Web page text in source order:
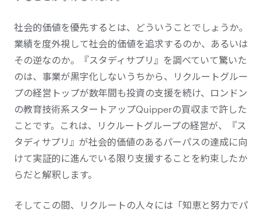
社会的価値を優先するとは、どういうことでしょうか。
業績を度外視して社会的価値を追求するのか、あるいは
その逆なのか。『スタディサプリ』を調べていて驚いた
のは、事業が黒字化しないうちから、リクルートグルー
プの経営トップが数年間も投資の支援を続け、ロンドン
の教育技術系スタートアップQuipperの買収まで許した
ことです。これは、リクルートグループの経営が、『ス
タディサプリ』が社会的価値のあるパーパスの達成に向
けて実証的に進んでいる限り支援することを約束したか
らだと解釈します。
そしてこの間、リクルートの人々には「知恵と努力でパ